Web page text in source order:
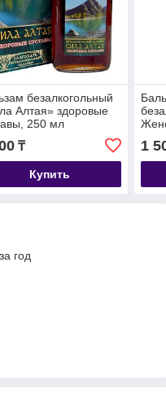
безалкогольный
Алтая» здоровые
250 мл
₸
Купить
1
год